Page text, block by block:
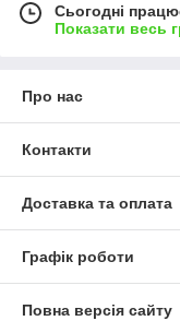
Сьогодні
Показати весь
Про нас
Контакти
Доставка та оплата
Графік роботи
Повна версія сайту